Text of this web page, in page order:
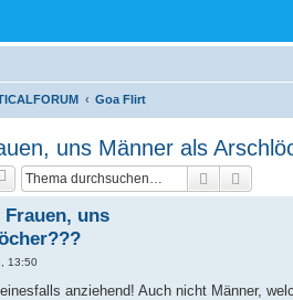
Goa Flirt
uns Männer als
Suche
uns
13:50
anziehend! Auch nicht Männer,